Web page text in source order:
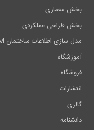
بخش معماری
بخش طراحی عملکردی
مدل سازی اطلاعات ساختمان BIM
آموزشگاه
فروشگاه
انتشارات
گالری
دانشنامه